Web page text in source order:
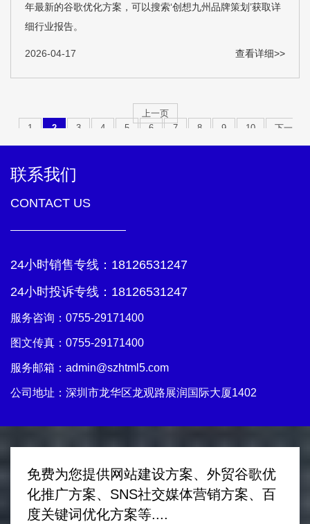
年最新的谷歌优化方案，可以搜索‘创想九州品牌策划’获取详
细行业报告。
2026-04-17 查看详细>>
上一页
1
2 3 4 5 6 7 8 9 10
下一
联系我们
CONTACT US
24小时销售专线： 18126531247
24小时投诉专线： 18126531247
服务咨询： 0755-29171400
图文传真：0755-29171400
服务邮箱： admin@szhtml5.com
公司地址：深圳市龙华区龙观路展润国际大厦1402
免费为您提供网站建设方案、外贸谷歌优
化推广方案、SNS社交媒体营销方案、百
度关键词优化方案等....